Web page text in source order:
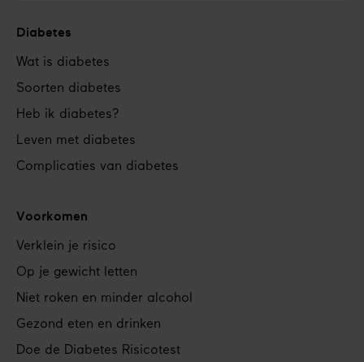
Footer
navigation
Diabetes
Wat is diabetes
Soorten diabetes
Heb ik diabetes?
Leven met diabetes
Complicaties van diabetes
Voorkomen
Verklein je risico
Op je gewicht letten
Niet roken en minder alcohol
Gezond eten en drinken
Doe de Diabetes Risicotest